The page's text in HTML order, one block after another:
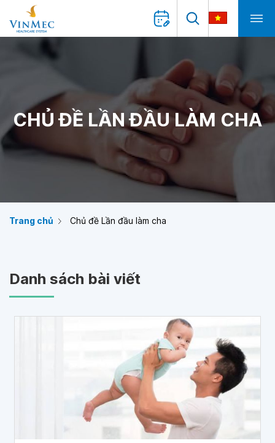
CHỦ ĐỀ LẦN ĐẦU LÀM CHA
Trang chủ Chủ đề Lần đầu làm cha
Danh sách bài viết